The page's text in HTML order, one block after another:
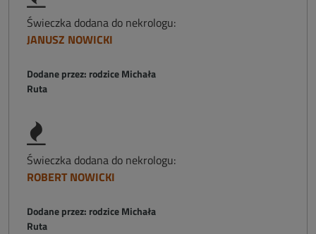
Świeczka dodana do nekrologu:
JANUSZ NOWICKI
Dodane przez: rodzice Michała
Ruta
Świeczka dodana do nekrologu:
ROBERT NOWICKI
Dodane przez: rodzice Michała
Ruta